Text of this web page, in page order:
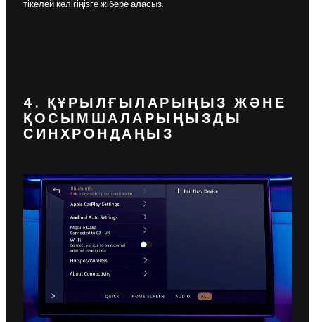
тікелей көлігіңізге жібере аласыз.
4. ҚҰРЫЛҒЫЛАРЫҢЫЗ ЖӘНЕ
ҚОСЫМШАЛАРЫҢЫЗДЫ
СИНХРОНДАҢЫЗ